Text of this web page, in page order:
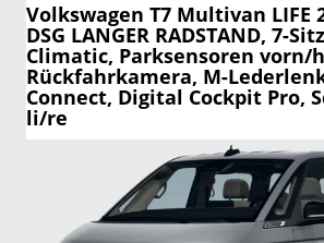
Volkswagen T7 Multivan LIFE
DSG LANGER RADSTAND, 7-
Climatic, Parksensoren vorn/
Rückfahrkamera, M-
Connect, Digital Cockpit Pro,
li/re